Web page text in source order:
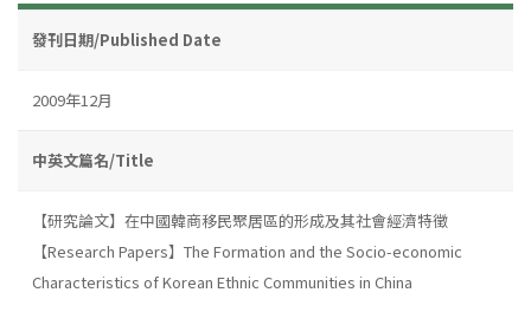
發刊日期/Published Date
2009年12月
中英文篇名/Title
【研究論文】在中國韓商移民聚居區的形成及其社會經濟特徵
【Research Papers】The Formation and the Socio-economic
Characteristics of Korean Ethnic Communities in China